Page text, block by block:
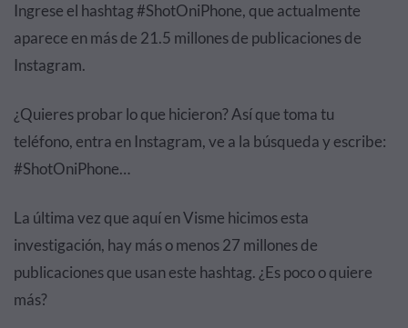
Ingrese el hashtag #ShotOniPhone, que actualmente
aparece en más de 21.5 millones de publicaciones de
Instagram.
¿Quieres probar lo que hicieron? Así que toma tu
teléfono, entra en Instagram, ve a la búsqueda y escribe:
#ShotOniPhone…
La última vez que aquí en Visme hicimos esta
investigación, hay más o menos 27 millones de
publicaciones que usan este hashtag. ¿Es poco o quiere
más?